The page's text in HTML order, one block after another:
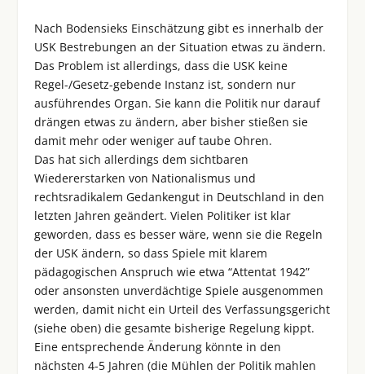
Nach Bodensieks Einschätzung gibt es innerhalb der
USK Bestrebungen an der Situation etwas zu ändern.
Das Problem ist allerdings, dass die USK keine
Regel-/Gesetz-gebende Instanz ist, sondern nur
ausführendes Organ. Sie kann die Politik nur darauf
drängen etwas zu ändern, aber bisher stießen sie
damit mehr oder weniger auf taube Ohren.
Das hat sich allerdings dem sichtbaren
Wiedererstarken von Nationalismus und
rechtsradikalem Gedankengut in Deutschland in den
letzten Jahren geändert. Vielen Politiker ist klar
geworden, dass es besser wäre, wenn sie die Regeln
der USK ändern, so dass Spiele mit klarem
pädagogischen Anspruch wie etwa “Attentat 1942”
oder ansonsten unverdächtige Spiele ausgenommen
werden, damit nicht ein Urteil des Verfassungsgericht
(siehe oben) die gesamte bisherige Regelung kippt.
Eine entsprechende Änderung könnte in den
nächsten 4-5 Jahren (die Mühlen der Politik mahlen